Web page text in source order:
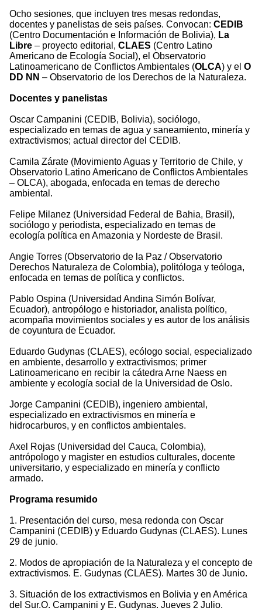
Ocho sesiones, que incluyen tres mesas redondas,
docentes y panelistas de seis países. Convocan: CEDIB
(Centro Documentación e Información de Bolivia), La
Libre – proyecto editorial, CLAES (Centro Latino
Americano de Ecología Social), el Observatorio
Latinoamericano de Conflictos Ambientales (OLCA) y el O
DD NN – Observatorio de los Derechos de la Naturaleza.
Docentes y panelistas
Oscar Campanini (CEDIB, Bolivia), sociólogo,
especializado en temas de agua y saneamiento, minería y
extractivismos; actual director del CEDIB.
Camila Zárate (Movimiento Aguas y Territorio de Chile, y
Observatorio Latino Americano de Conflictos Ambientales
– OLCA), abogada, enfocada en temas de derecho
ambiental.
Felipe Milanez (Universidad Federal de Bahia, Brasil),
sociólogo y periodista, especializado en temas de
ecología política en Amazonia y Nordeste de Brasil.
Angie Torres (Observatorio de la Paz / Observatorio
Derechos Naturaleza de Colombia), politóloga y teóloga,
enfocada en temas de política y conflictos.
Pablo Ospina (Universidad Andina Simón Bolívar,
Ecuador), antropólogo e historiador, analista político,
acompaña movimientos sociales y es autor de los análisis
de coyuntura de Ecuador.
Eduardo Gudynas (CLAES), ecólogo social, especializado
en ambiente, desarrollo y extractivismos; primer
Latinoamericano en recibir la cátedra Arne Naess en
ambiente y ecología social de la Universidad de Oslo.
Jorge Campanini (CEDIB), ingeniero ambiental,
especializado en extractivismos en minería e
hidrocarburos, y en conflictos ambientales.
Axel Rojas (Universidad del Cauca, Colombia),
antrópologo y magister en estudios culturales, docente
universitario, y especializado en minería y conflicto
armado.
Programa resumido
1. Presentación del curso, mesa redonda con Oscar
Campanini (CEDIB) y Eduardo Gudynas (CLAES). Lunes
29 de junio.
2. Modos de apropiación de la Naturaleza y el concepto de
extractivismos. E. Gudynas (CLAES). Martes 30 de Junio.
3. Situación de los extractivismos en Bolivia y en América
del Sur.O. Campanini y E. Gudynas. Jueves 2 Julio.